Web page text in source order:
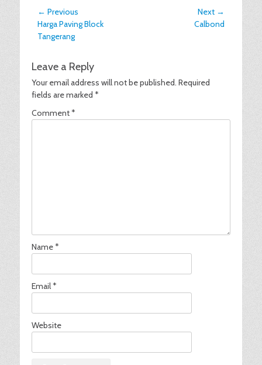
Post
navigation
← Previous
Previous
post:
Harga Paving Block
Tangerang
Next →
Calbond
Leave a Reply
Your email address will not be published. Required
fields are marked *
Comment*
Name*
Email*
Website